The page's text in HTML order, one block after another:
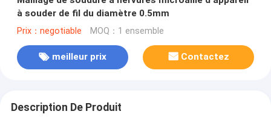
à souder de fil du diamètre 0.5mm
Prix：negotiable MOQ：1 ensemble
meilleur prix Contactez
Description De Produit